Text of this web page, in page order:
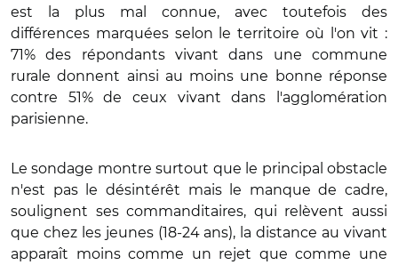
est la plus mal connue, avec toutefois des
différences marquées selon le territoire où l'on vit :
71% des répondants vivant dans une commune
rurale donnent ainsi au moins une bonne réponse
contre 51% de ceux vivant dans l'agglomération
parisienne.
Le sondage montre surtout que le principal obstacle
n'est pas le désintérêt mais le manque de cadre,
soulignent ses commanditaires, qui relèvent aussi
que chez les jeunes (18-24 ans), la distance au vivant
apparaît moins comme un rejet que comme une